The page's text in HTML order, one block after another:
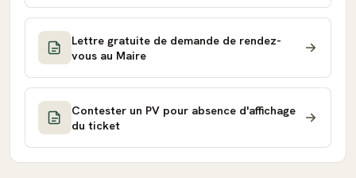
Lettre gratuite de demande de rendez-
vous au Maire
Contester un PV pour absence d'affichage
du ticket